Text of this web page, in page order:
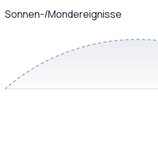
Sonnen-/Mondereignisse